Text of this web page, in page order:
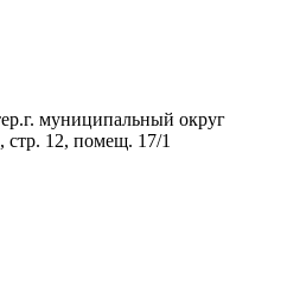
муниципальный округ
стр. 12, помещ. 17/1